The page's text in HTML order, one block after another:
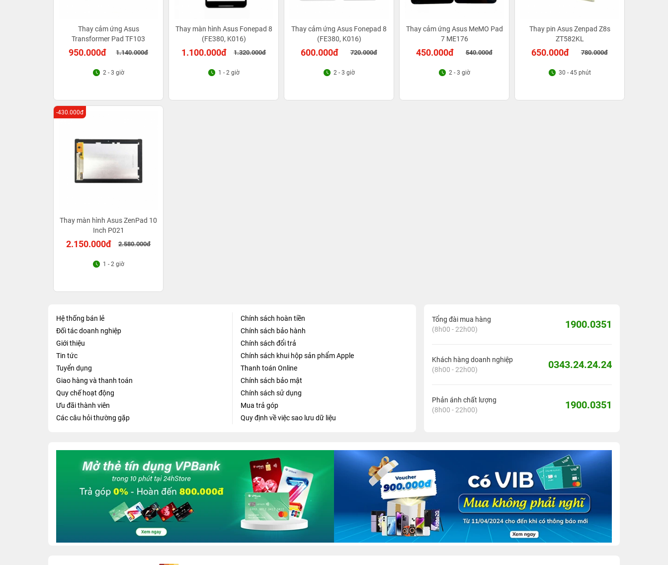
Thay cảm ứng Asus
Transformer Pad TF103
950.000đ 1.140.000đ
2 - 3 giờ
Thay màn hình Asus Fonepad 8
(FE380, K016)
1.100.000đ 1.320.000đ
1 - 2 giờ
Thay cảm ứng Asus Fonepad 8
(FE380, K016)
600.000đ 720.000đ
2 - 3 giờ
Thay cảm ứng Asus MeMO Pad
7 ME176
450.000đ 540.000đ
2 - 3 giờ
Thay pin Asus Zenpad Z8s
ZT582KL
650.000đ 780.000đ
30 - 45 phút
Thay màn hình Asus ZenPad 10
Inch P021
2.150.000đ 2.580.000đ
-430.000đ
1 - 2 giờ
Hệ thống bán lẻ
Đối tác doanh nghiệp
Giới thiệu
Tin tức
Tuyển dụng
Giao hàng và thanh toán
Quy chế hoạt động
Ưu đãi thành viên
Các câu hỏi thường gặp
Chính sách hoàn tiền
Chính sách bảo hành
Chính sách đổi trả
Chính sách khui hộp sản phẩm Apple
Thanh toán Online
Chính sách bảo mật
Chính sách sử dụng
Mua trả góp
Quy định về việc sao lưu dữ liệu
Tổng đài mua hàng
(8h00 - 22h00)
1900.0351
Khách hàng doanh nghiệp
(8h00 - 22h00)
0343.24.24.24
Phản ánh chất lượng
(8h00 - 22h00)
1900.0351